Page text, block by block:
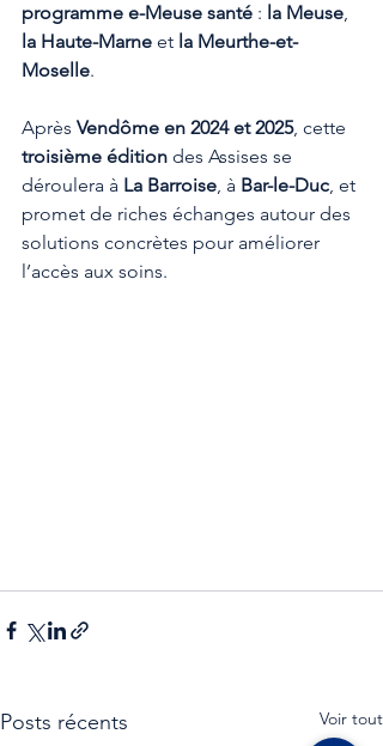
programme e-Meuse santé : la Meuse,
la Haute-Marne et la Meurthe-et-
Moselle.
Après Vendôme en 2024 et 2025, cette
troisième édition des Assises se
déroulera à La Barroise, à Bar-le-Duc, et
promet de riches échanges autour des
solutions concrètes pour améliorer
l’accès aux soins.
Posts récents Voir tout